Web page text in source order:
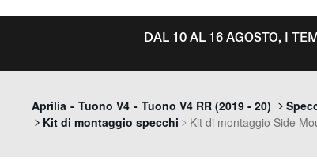
DAL 10 AL 16 AGOSTO, I
Aprilia - Tuono V4 - Tuono V4 RR (2019 - 20)
Kit di montaggio specchi
Kit di montaggio Side